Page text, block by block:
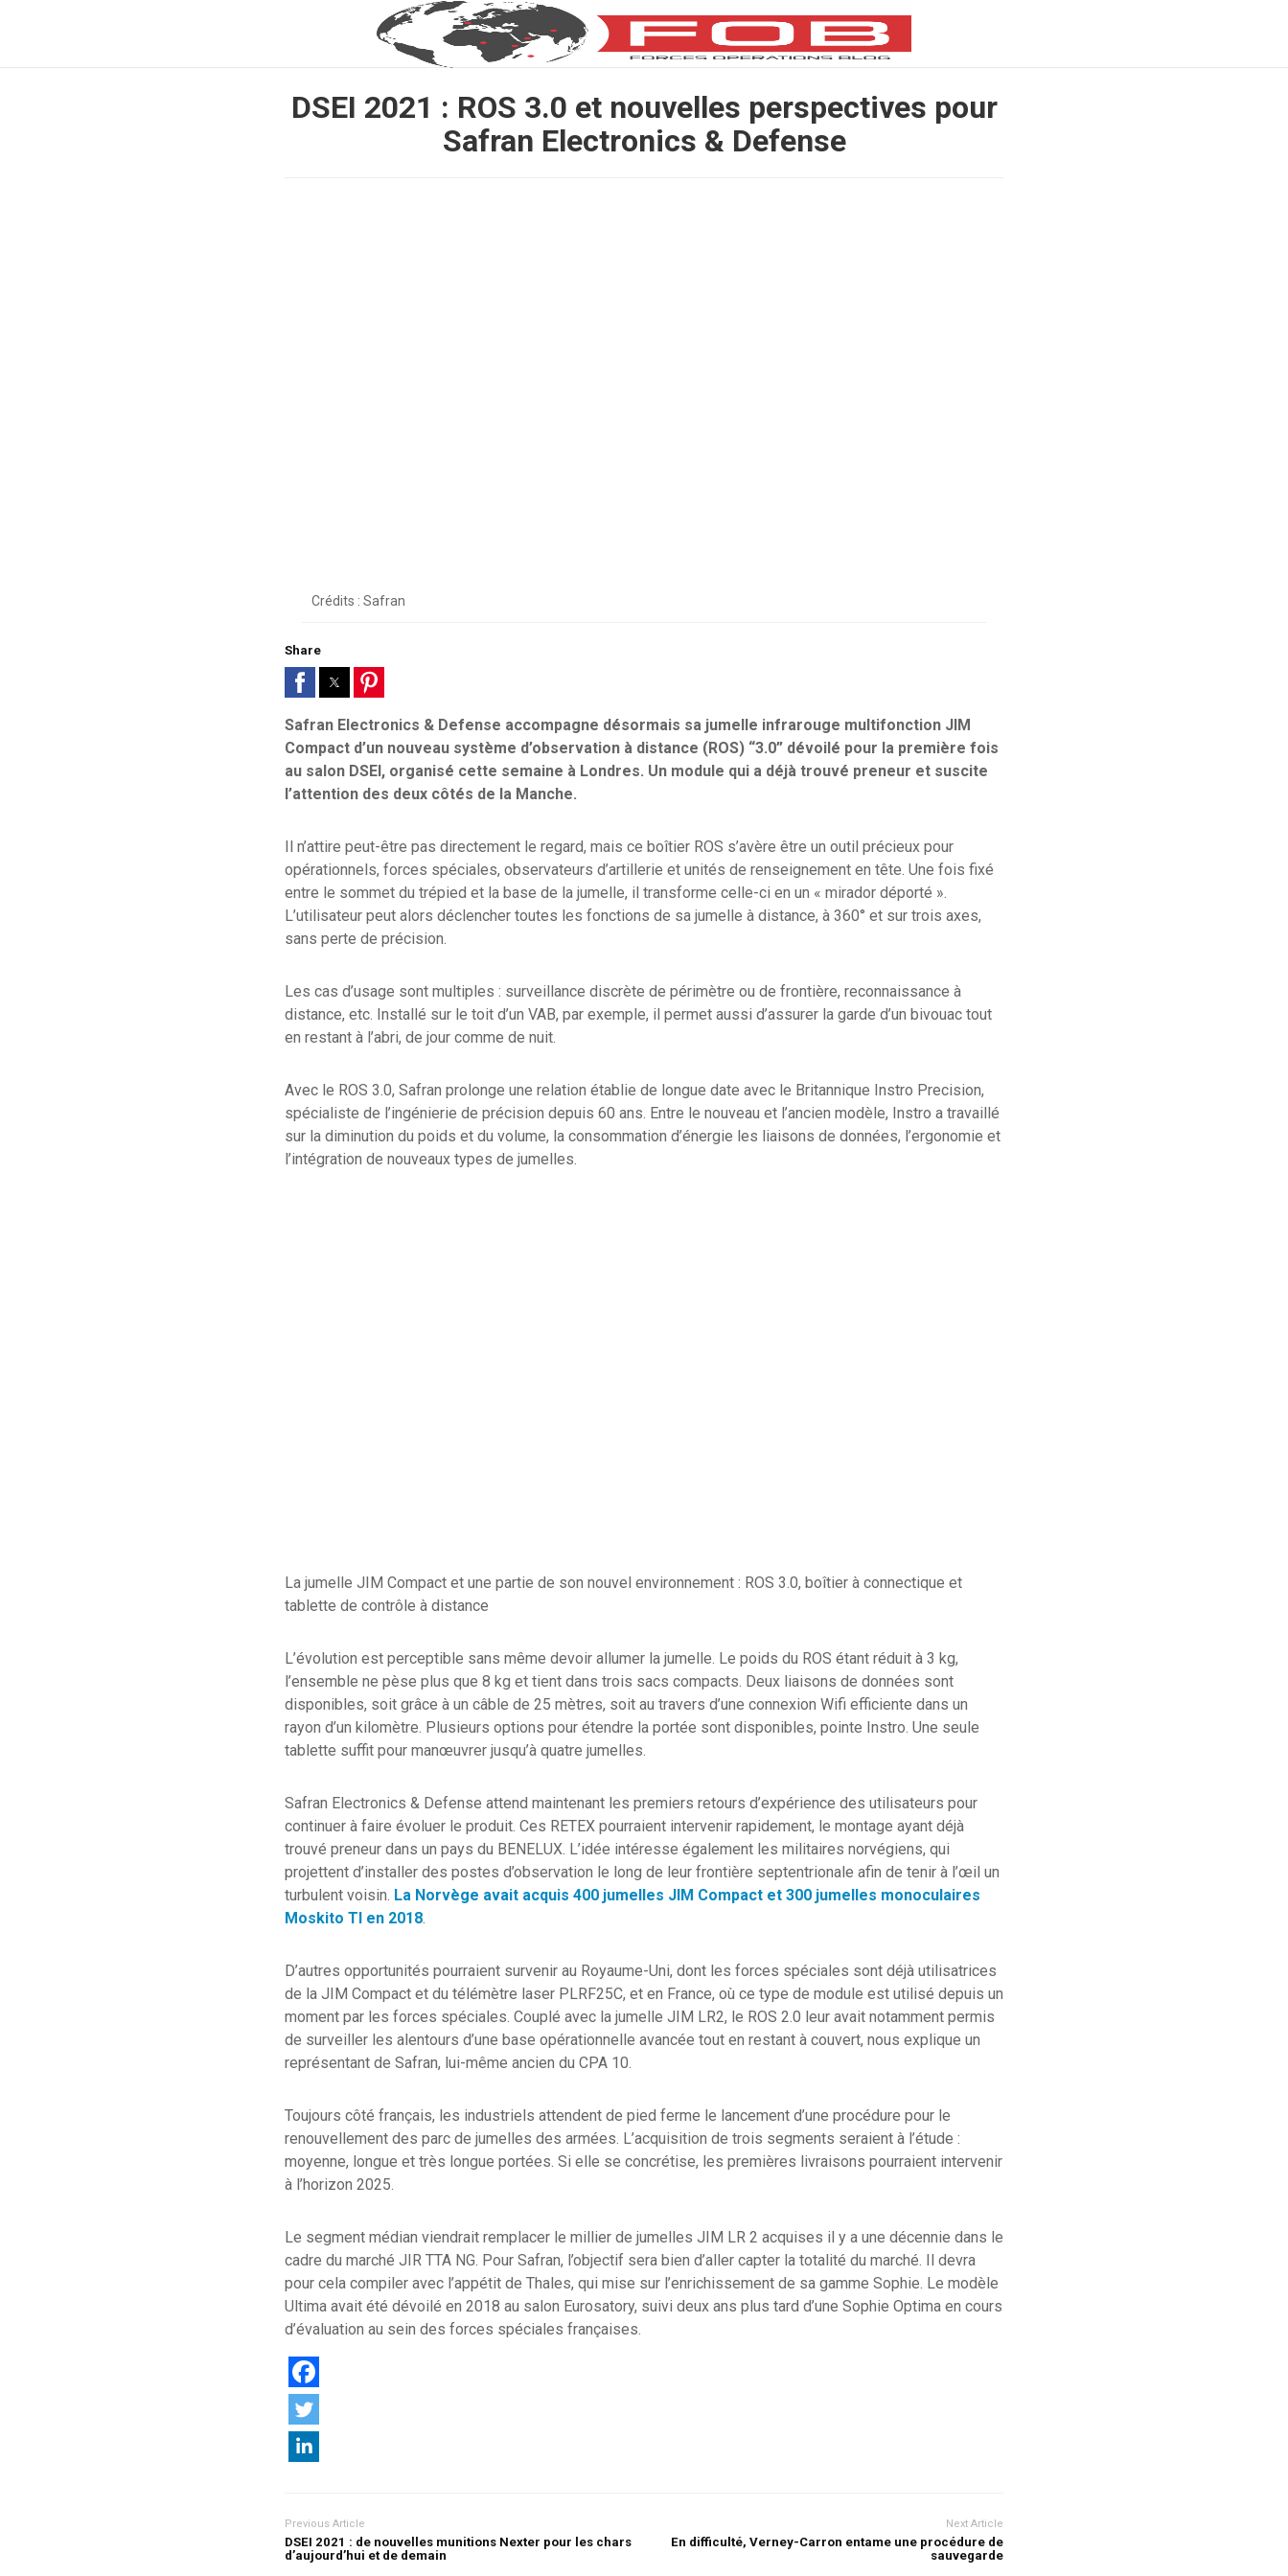
DSEI 2021 : ROS 3.0 et nouvelles perspectives pour
Safran Electronics & Defense
Crédits : Safran
Share
Safran Electronics & Defense accompagne désormais sa jumelle infrarouge multifonction JIM
Compact d’un nouveau système d’observation à distance (ROS) “3.0” dévoilé pour la première fois
au salon DSEI, organisé cette semaine à Londres. Un module qui a déjà trouvé preneur et suscite
l’attention des deux côtés de la Manche.
Il n’attire peut-être pas directement le regard, mais ce boîtier ROS s’avère être un outil précieux pour
opérationnels, forces spéciales, observateurs d’artillerie et unités de renseignement en tête. Une fois fixé
entre le sommet du trépied et la base de la jumelle, il transforme celle-ci en un « mirador déporté ».
L’utilisateur peut alors déclencher toutes les fonctions de sa jumelle à distance, à 360° et sur trois axes,
sans perte de précision.
Les cas d’usage sont multiples : surveillance discrète de périmètre ou de frontière, reconnaissance à
distance, etc. Installé sur le toit d’un VAB, par exemple, il permet aussi d’assurer la garde d’un bivouac tout
en restant à l’abri, de jour comme de nuit.
Avec le ROS 3.0, Safran prolonge une relation établie de longue date avec le Britannique Instro Precision,
spécialiste de l’ingénierie de précision depuis 60 ans. Entre le nouveau et l’ancien modèle, Instro a travaillé
sur la diminution du poids et du volume, la consommation d’énergie les liaisons de données, l’ergonomie et
l’intégration de nouveaux types de jumelles.
La jumelle JIM Compact et une partie de son nouvel environnement : ROS 3.0, boîtier à connectique et
tablette de contrôle à distance
L’évolution est perceptible sans même devoir allumer la jumelle. Le poids du ROS étant réduit à 3 kg,
l’ensemble ne pèse plus que 8 kg et tient dans trois sacs compacts. Deux liaisons de données sont
disponibles, soit grâce à un câble de 25 mètres, soit au travers d’une connexion Wifi efficiente dans un
rayon d’un kilomètre. Plusieurs options pour étendre la portée sont disponibles, pointe Instro. Une seule
tablette suffit pour manœuvrer jusqu’à quatre jumelles.
Safran Electronics & Defense attend maintenant les premiers retours d’expérience des utilisateurs pour
continuer à faire évoluer le produit. Ces RETEX pourraient intervenir rapidement, le montage ayant déjà
trouvé preneur dans un pays du BENELUX. L’idée intéresse également les militaires norvégiens, qui
projettent d’installer des postes d’observation le long de leur frontière septentrionale afin de tenir à l’œil un
turbulent voisin. La Norvège avait acquis 400 jumelles JIM Compact et 300 jumelles monoculaires
Moskito TI en 2018.
D’autres opportunités pourraient survenir au Royaume-Uni, dont les forces spéciales sont déjà utilisatrices
de la JIM Compact et du télémètre laser PLRF25C, et en France, où ce type de module est utilisé depuis un
moment par les forces spéciales. Couplé avec la jumelle JIM LR2, le ROS 2.0 leur avait notamment permis
de surveiller les alentours d’une base opérationnelle avancée tout en restant à couvert, nous explique un
représentant de Safran, lui-même ancien du CPA 10.
Toujours côté français, les industriels attendent de pied ferme le lancement d’une procédure pour le
renouvellement des parc de jumelles des armées. L’acquisition de trois segments seraient à l’étude :
moyenne, longue et très longue portées. Si elle se concrétise, les premières livraisons pourraient intervenir
à l’horizon 2025.
Le segment médian viendrait remplacer le millier de jumelles JIM LR 2 acquises il y a une décennie dans le
cadre du marché JIR TTA NG. Pour Safran, l’objectif sera bien d’aller capter la totalité du marché. Il devra
pour cela compiler avec l’appétit de Thales, qui mise sur l’enrichissement de sa gamme Sophie. Le modèle
Ultima avait été dévoilé en 2018 au salon Eurosatory, suivi deux ans plus tard d’une Sophie Optima en cours
d’évaluation au sein des forces spéciales françaises.
Previous Article
DSEI 2021 : de nouvelles munitions Nexter pour les chars
d’aujourd’hui et de demain
Next Article
En difficulté, Verney-Carron entame une procédure de
sauvegarde